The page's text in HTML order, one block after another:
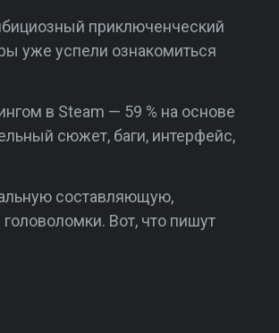
приключенческий
уже успели ознакомиться
в Steam — 59 % на основе
сюжет, баги, интерфейс,
составляющую,
Вот, что пишут